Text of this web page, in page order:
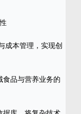
成本管理，实现创
品与营养业务的